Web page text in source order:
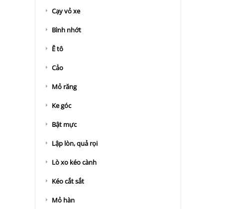
Cạy vỏ xe
Bình nhớt
Ê tô
Cảo
Mỏ răng
Ke góc
Bật mực
Lập lòn, quả rọi
Lò xo kéo cành
Kéo cắt sắt
Mỏ hàn